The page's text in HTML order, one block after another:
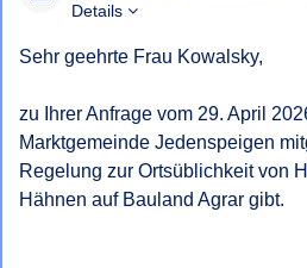
Details
Sehr geehrte Frau Kowalsky,
zu Ihrer Anfrage vom 29. April
Marktgemeinde Jedenspeigen
Regelung zur Ortsüblichkeit von
Hähnen auf Bauland Agrar gibt.